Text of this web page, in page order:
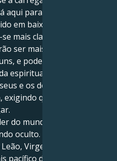
aqui para o ajudar a
em baixo.
mais clara na sua
ser mais vívidos e as
e poderá sentir uma
espiritual, meditação ou
e os dos outros -
que confronte a
do mundo; trata-se de se
oculto. Quando Plutão
Virgem, não só se
do que nunca,